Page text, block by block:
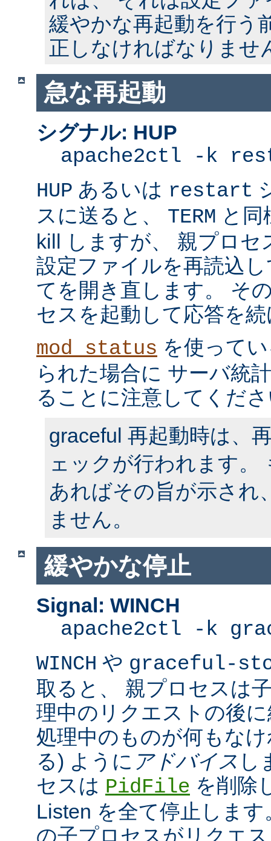
緩やかな再起動を行う
正しなければなりませ
急な再起動
シグナル: HUP
apache2ctl -k
HUP あるいは restart
スに送ると、 TERM と
kill しますが、 親プロセ
設定ファイルを再読込
てを開き直します。 そ
セスを起動して応答を
mod_status を使って
られた場合に サーバ統
ることに注意してくだ
graceful 再起動時は、
ェックが行われます。
あればその旨が示され
ません。
緩やかな停止
Signal: WINCH
apache2ctl -k
WINCH や graceful-
取ると、 親プロセスは
理中のリクエストの後
処理中のものが何もな
る) ように アドバイス し
セスは PidFile を削除
Listen を全て停止しま
の子プロセスがリクエ